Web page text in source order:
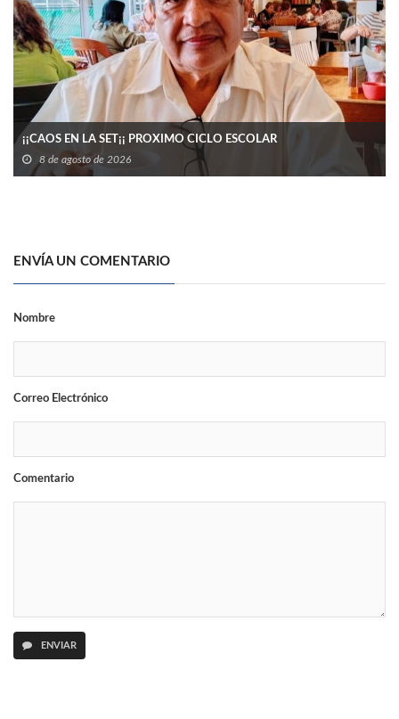
¡¡CAOS EN LA SET¡¡ PROXIMO CICLO ESCOLAR
8 de agosto de 2026
ENVÍA UN COMENTARIO
Nombre
Correo Electrónico
Comentario
ENVIAR